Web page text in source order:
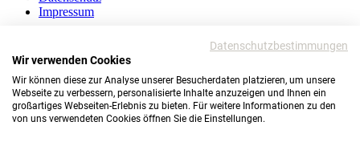
Impressum
Barrierefreiheit
Datenschutz
Impressum
© 2026 Huber Naturstein®
Markt Schwaben bei München
Datenschutzbestimmungen
Wir verwenden Cookies
Wir können diese zur Analyse unserer Besucherdaten platzieren, um unsere
Webseite zu verbessern, personalisierte Inhalte anzuzeigen und Ihnen ein
großartiges Webseiten-Erlebnis zu bieten. Für weitere Informationen zu den
von uns verwendeten Cookies öffnen Sie die Einstellungen.